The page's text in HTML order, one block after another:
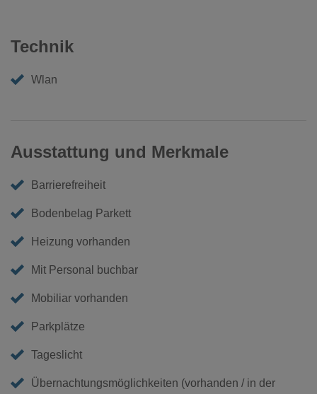
Technik
Wlan
Ausstattung und Merkmale
Barrierefreiheit
Bodenbelag Parkett
Heizung vorhanden
Mit Personal buchbar
Mobiliar vorhanden
Parkplätze
Tageslicht
Übernachtungsmöglichkeiten (vorhanden / in der